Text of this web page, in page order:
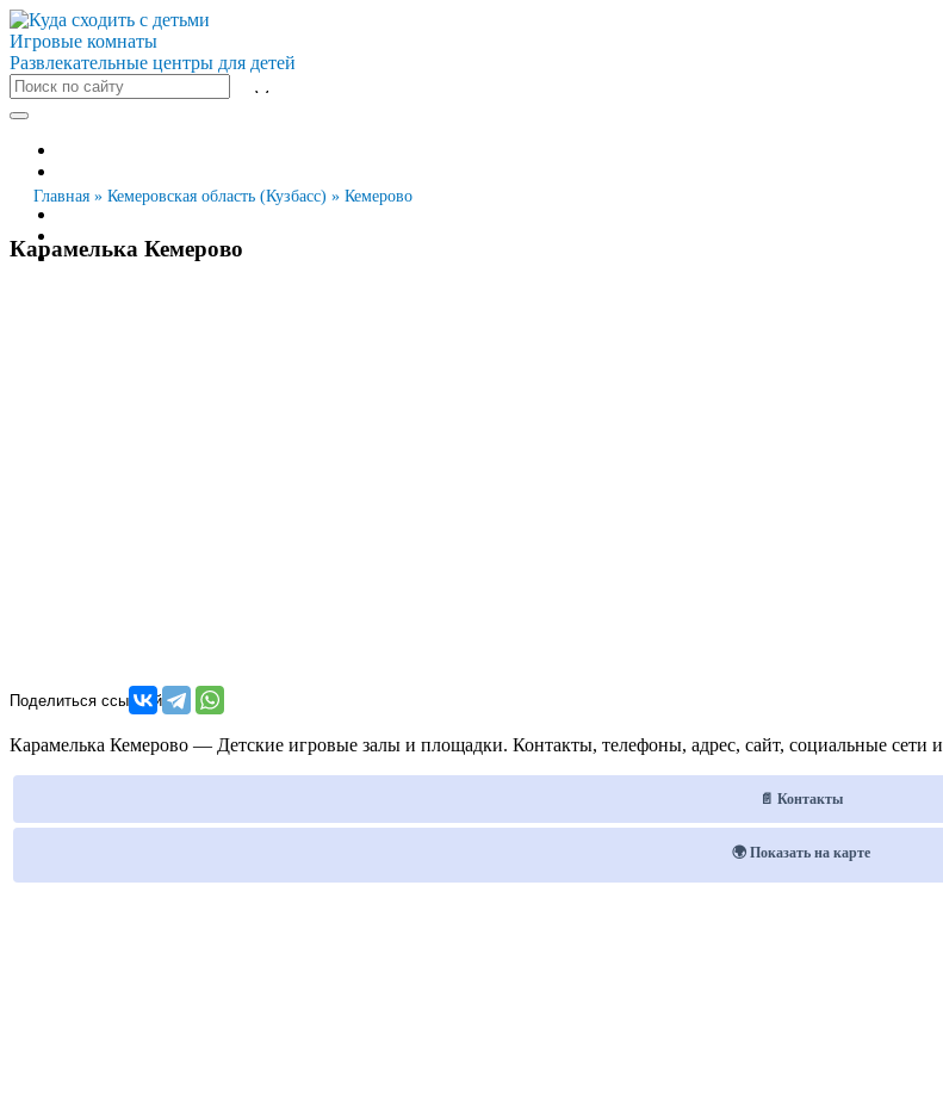
Игровые комнаты
Развлекательные центры для детей
Санкт-Петербург
Казань
Главная » Кемеровская область (Кузбасс) » Кемерово
Карамелька Кемерово
Карамелька Кемерово — Детские игровые залы и площадки. Контакты, телефоны, адрес, сайт, социальные сети
📄 Контакты
🌍 Показать на карте